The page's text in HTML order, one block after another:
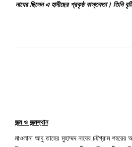
নাযের ছিলেন এ হাদীছের প্রকৃষ্ঠ বাস্তবতা। তিনি
জন্ম ও জন্মস্থান
মাওলানা আবু তাহের মুহাম্মদ নাযের চট্টগ্রাম